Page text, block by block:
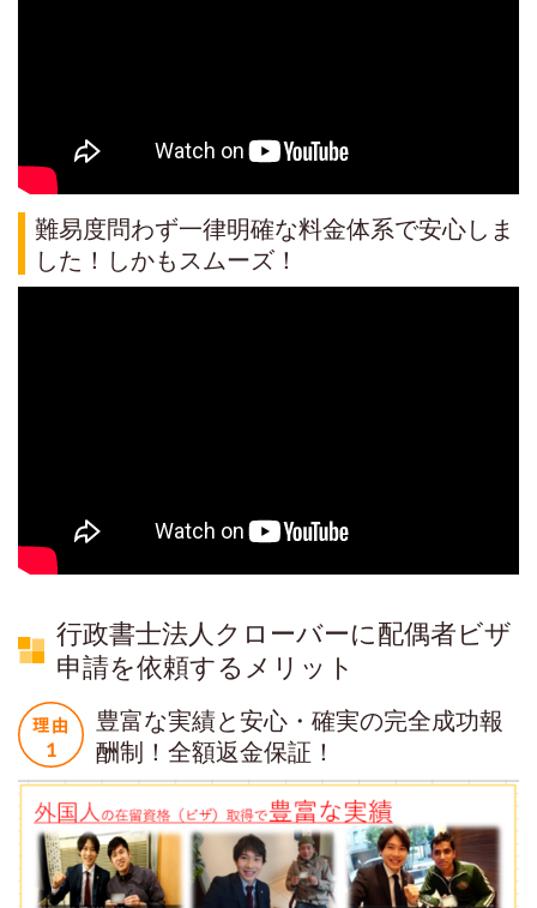
難易度問わず一律明確な料金体系で安心しま
した！しかもスムーズ！
行政書士法人クローバーに配偶者ビザ
申請を依頼するメリット
豊富な実績と安心・確実の完全成功報
酬制！全額返金保証！